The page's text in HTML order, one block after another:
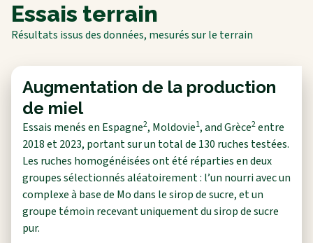
Essais terrain
Résultats issus des données, mesurés sur le terrain
Augmentation de la production
de miel
Essais menés en Espagne2, Moldovie1, and Grèce2entre
2018 et 2023, portant sur un total de 130 ruches testées.
Les ruches homogénéisées ont été réparties en deux
groupes sélectionnés aléatoirement : l’un nourri avec un
complexe à base de Mo dans le sirop de sucre, et un
groupe témoin recevant uniquement du sirop de sucre
pur.